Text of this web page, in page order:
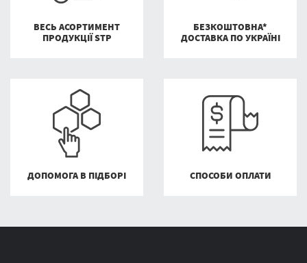
ВЕСЬ АСОРТИМЕНТ
ПРОДУКЦІЇ STP
БЕЗКОШТОВНА*
ДОСТАВКА ПО УКРАЇНІ
ДОПОМОГА В ПІДБОРІ СПОСОБИ ОПЛАТИ